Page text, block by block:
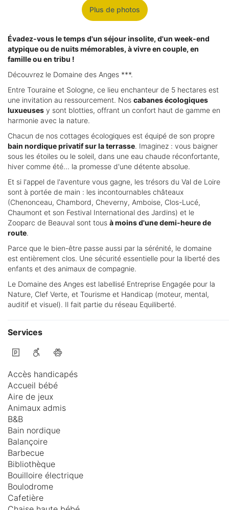
Plus de photos
Évadez-vous le temps d'un séjour insolite, d'un week-end
atypique ou de nuits mémorables, à vivre en couple, en
famille ou en tribu !
Découvrez le Domaine des Anges ***.
Entre Touraine et Sologne, ce lieu enchanteur de 5 hectares est
une invitation au ressourcement. Nos cabanes écologiques
luxueuses y sont blotties, offrant un confort haut de gamme en
harmonie avec la nature.
Chacun de nos cottages écologiques est équipé de son propre
bain nordique privatif sur la terrasse. Imaginez : vous baigner
sous les étoiles ou le soleil, dans une eau chaude réconfortante,
hiver comme été... la promesse d'une détente absolue.
Et si l'appel de l'aventure vous gagne, les trésors du Val de Loire
sont à portée de main : les incontournables châteaux
(Chenonceau, Chambord, Cheverny, Amboise, Clos-Lucé,
Chaumont et son Festival International des Jardins) et le
Zooparc de Beauval sont tous à moins d'une demi-heure de
route.
Parce que le bien-être passe aussi par la sérénité, le domaine
est entièrement clos. Une sécurité essentielle pour la liberté des
enfants et des animaux de compagnie.
Le Domaine des Anges est labellisé Entreprise Engagée pour la
Nature, Clef Verte, et Tourisme et Handicap (moteur, mental,
auditif et visuel). Il fait partie du réseau Equiliberté.
Services
Accès handicapés
Accueil bébé
Aire de jeux
Animaux admis
B&B
Bain nordique
Balançoire
Barbecue
Bibliothèque
Bouilloire électrique
Boulodrome
Cafetière